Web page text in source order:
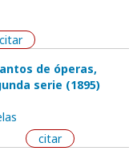
citar
de óperas,
serie (1895)
citar